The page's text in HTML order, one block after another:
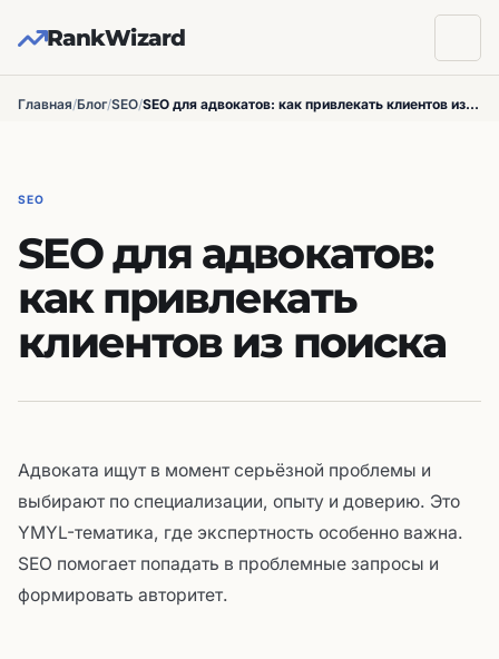
RankWizard
Главная/Блог/SEO/ SEO для адвокатов: как привлекать клиентов из поиска
SEO
SEO для адвокатов:
как привлекать
клиентов из поиска
Адвоката ищут в момент серьёзной проблемы и
выбирают по специализации, опыту и доверию. Это
YMYL-тематика, где экспертность особенно важна.
SEO помогает попадать в проблемные запросы и
формировать авторитет.